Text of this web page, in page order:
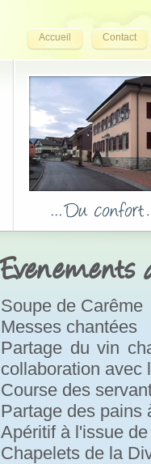
Accueil Contact
Evenements
Soupe de Carême
Messes chantées
Partage du vin
collaboration avec
Course des
Partage des pains
Apéritif à l'issue
Chapelets de la